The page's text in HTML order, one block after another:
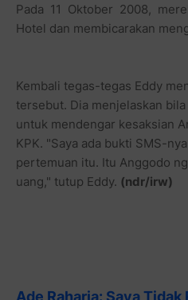
tersebut. Dia menjelaskan
untuk mendengar kesaksian
uang," tutup Eddy.(ndr/irw)